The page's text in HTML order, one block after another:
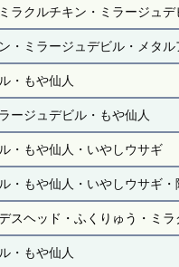
ラクルチキン・ミラージュ
・ミラージュデビル・メタ
・もや仙人
ージュデビル・もや仙人
・もや仙人・いやしウサギ
・もや仙人・いやしウサギ
スヘッド・ふくりゅう・ミ
・もや仙人